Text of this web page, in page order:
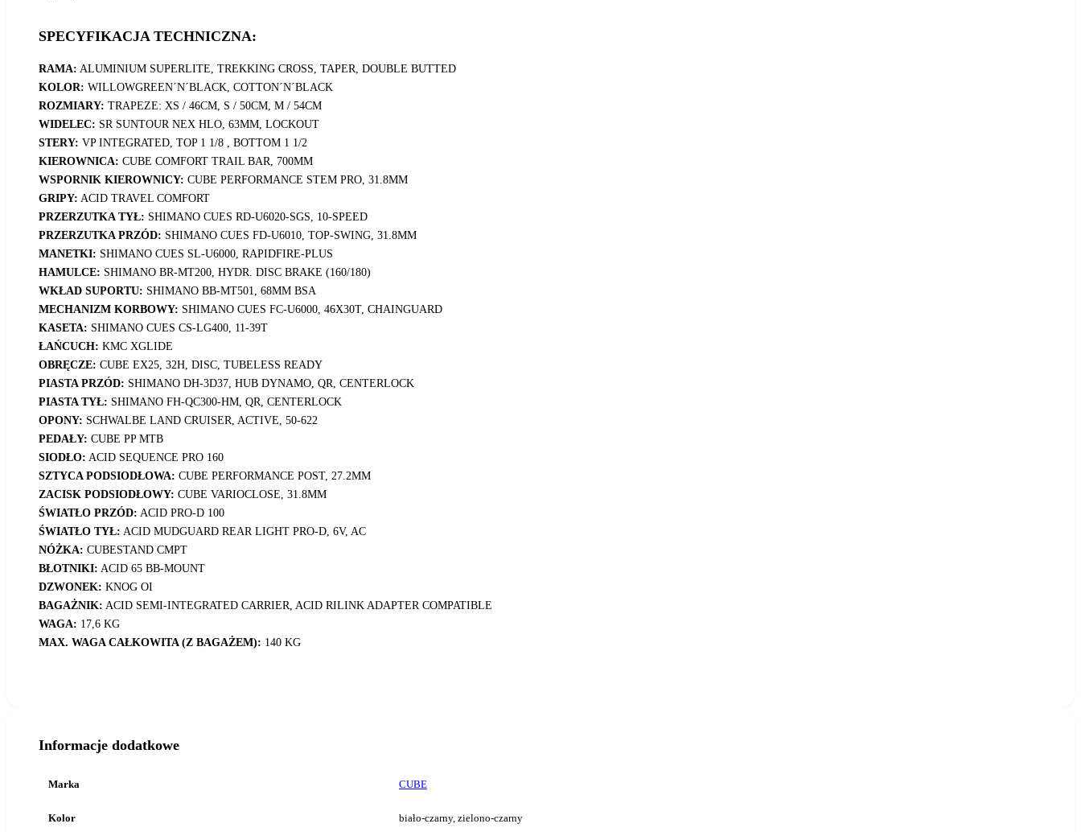
SPECYFIKACJA TECHNICZNA:
RAMA: ALUMINIUM SUPERLITE, TREKKING CROSS, TAPER, DOUBLE BUTTED
KOLOR: WILLOWGREEN´N´BLACK, COTTON´N´BLACK
ROZMIARY: TRAPEZE: XS / 46CM, S / 50CM, M / 54CM
WIDELEC: SR SUNTOUR NEX HLO, 63MM, LOCKOUT
STERY: VP INTEGRATED, TOP 1 1/8 , BOTTOM 1 1/2
KIEROWNICA: CUBE COMFORT TRAIL BAR, 700MM
WSPORNIK KIEROWNICY: CUBE PERFORMANCE STEM PRO, 31.8MM
GRIPY: ACID TRAVEL COMFORT
PRZERZUTKA TYŁ: SHIMANO CUES RD-U6020-SGS, 10-SPEED
PRZERZUTKA PRZÓD: SHIMANO CUES FD-U6010, TOP-SWING, 31.8MM
MANETKI: SHIMANO CUES SL-U6000, RAPIDFIRE-PLUS
HAMULCE: SHIMANO BR-MT200, HYDR. DISC BRAKE (160/180)
WKŁAD SUPORTU: SHIMANO BB-MT501, 68MM BSA
MECHANIZM KORBOWY: SHIMANO CUES FC-U6000, 46X30T, CHAINGUARD
KASETA: SHIMANO CUES CS-LG400, 11-39T
ŁAŃCUCH: KMC XGLIDE
OBRĘCZE: CUBE EX25, 32H, DISC, TUBELESS READY
PIASTA PRZÓD: SHIMANO DH-3D37, HUB DYNAMO, QR, CENTERLOCK
PIASTA TYŁ: SHIMANO FH-QC300-HM, QR, CENTERLOCK
OPONY: SCHWALBE LAND CRUISER, ACTIVE, 50-622
PEDAŁY: CUBE PP MTB
SIODŁO: ACID SEQUENCE PRO 160
SZTYCA PODSIODŁOWA: CUBE PERFORMANCE POST, 27.2MM
ZACISK PODSIODŁOWY: CUBE VARIOCLOSE, 31.8MM
ŚWIATŁO PRZÓD: ACID PRO-D 100
ŚWIATŁO TYŁ: ACID MUDGUARD REAR LIGHT PRO-D, 6V, AC
NÓŻKA: CUBESTAND CMPT
BŁOTNIKI: ACID 65 BB-MOUNT
DZWONEK: KNOG OI
BAGAŻNIK: ACID SEMI-INTEGRATED CARRIER, ACID RILINK ADAPTER COMPATIBLE
WAGA: 17,6 KG
MAX. WAGA CAŁKOWITA (Z BAGAŻEM): 140 KG
Informacje dodatkowe
Marka CUBE
Kolor biało-czarny, zielono-czarny